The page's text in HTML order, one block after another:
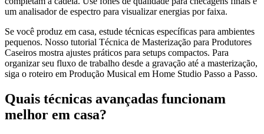
um analisador de espectro para visualizar energias por faixa.
Se você produz em casa, estude técnicas específicas para ambientes
pequenos. Nosso tutorial Técnica de Masterização para Produtores
Caseiros mostra ajustes práticos para setups compactos. Para
organizar seu fluxo de trabalho desde a gravação até a masterização,
siga o roteiro em Produção Musical em Home Studio Passo a Passo.
Quais técnicas avançadas funcionam
melhor em casa?